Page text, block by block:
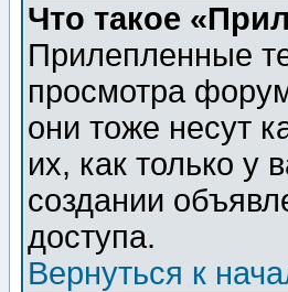
Что такое
Прилепленные
просмотра
они тоже несут
их, как только у
создании
доступа.
Вернуться к